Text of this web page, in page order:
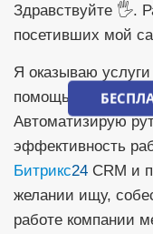
Здравствуйте 🖐.
посетивших мой
Я оказываю
помощью
Автоматизирую
эффективность
Битрикс24 CRM и
желании ищу,
работе компании